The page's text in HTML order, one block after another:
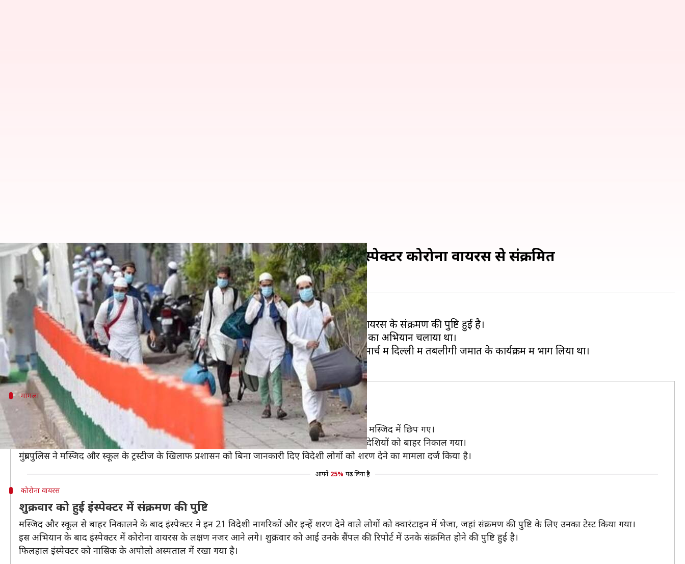
महाराष्ट्र: तबलीगी जमात से जुड़े 21 विदेशियों को पकड़ने वाला इंस्पेक्टर कोरोना वायरस से संक्रमित
लेखन प्रमोद कुमार Apr 11, 2020 09:40 am
क्या है खबर?
महाराष्ट्र में तबलीगी जमात से जुड़े 21 विदेशी नागरिकों को पकड़ने वाले पुलिस इंस्पेक्टर में कोरोना वायरस के संक्रमण की पुष्टि हुई है।
इंस्पेक्टर ने मुंब्रा इलाके में तबलीगी जमात के कार्यक्रम में हिस्सा लेकर आए इन विदेशियों को पकड़ने का अभियान चलाया था।
अभियान के दौरान इंस्पेक्टर ने 13 बांग्लादेशी और आठ मलेशियाई नागरिकों को पकड़ा था, जिन्होंने मार्च में दिल्ली में तबलीगी जमात के कार्यक्रम में भाग लिया था।
मामला
प्रशासन की अपील के बावजूद सामने नहीं आए थे विदेशी
ये सभी 21 विदेशी नागरिक दिल्ली से तमिलनाडु गए और वहां से मुंब्रा आए थे। यहां आकर वो एक स्कूल और मस्जिद में छिप गए।
कई बार अपील करने के बावजूद ये लोग प्रशासन के सामने नहीं आए। इसके बाद पुलिस की मदद से इन विदेशियों को बाहर निकाल गया।
मुंब्रा पुलिस ने मस्जिद और स्कूल के ट्रस्टीज के खिलाफ प्रशासन को बिना जानकारी दिए विदेशी लोगों को शरण देने का मामला दर्ज किया है।
आपने 25% पढ़ लिया है
कोरोना वायरस
शुक्रवार को हुई इंस्पेक्टर में संक्रमण की पुष्टि
मस्जिद और स्कूल से बाहर निकालने के बाद इंस्पेक्टर ने इन 21 विदेशी नागरिकों और इन्हें शरण देने वाले लोगों को क्वारंटाइन में भेजा, जहां संक्रमण की पुष्टि के लिए उनका टेस्ट किया गया।
इस अभियान के बाद इंस्पेक्टर में कोरोना वायरस के लक्षण नजर आने लगे। शुक्रवार को आई उनके सैंपल की रिपोर्ट में उनके संक्रमित होने की पुष्टि हुई है।
फिलहाल इंस्पेक्टर को नासिक के अपोलो अस्पताल में रखा गया है।